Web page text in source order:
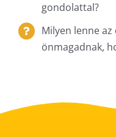
gondolattal?
Milyen lenne
önmagadnak,